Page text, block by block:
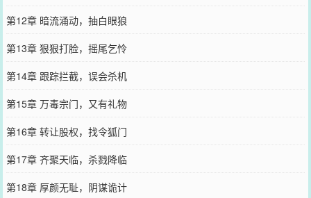
第12章 暗流涌动，抽白眼狼
第13章 狠狠打脸，摇尾乞怜
第14章 跟踪拦截，误会杀机
第15章 万毒宗门，又有礼物
第16章 转让股权，找令狐门
第17章 齐聚天临，杀戮降临
第18章 厚颜无耻，阴谋诡计